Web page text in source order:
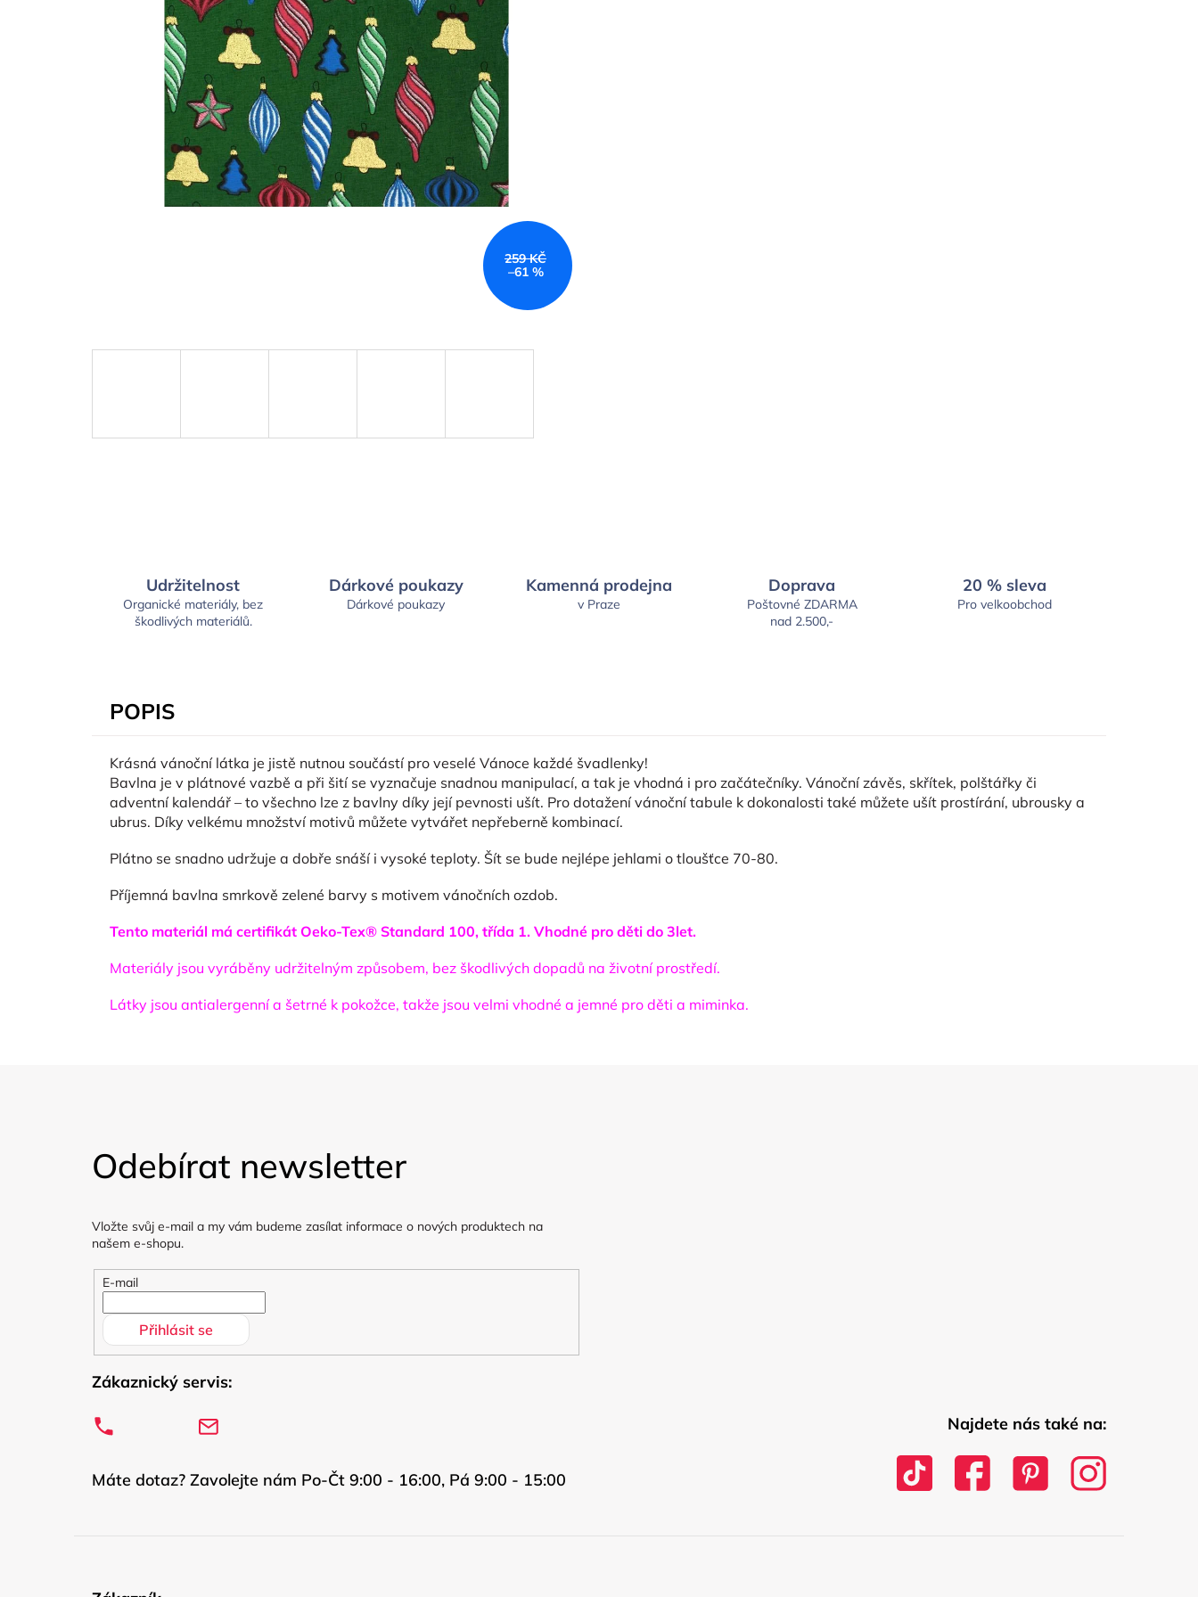
259 KČ
–61 %
Udržitelnost
Organické materiály, bez
škodlivých materiálů.
Dárkové poukazy
Dárkové poukazy
Kamenná prodejna
v Praze
Doprava
Poštovné ZDARMA
nad 2.500,-
20 % sleva
Pro velkoobchod
POPIS
Krásná vánoční látka je jistě nutnou součástí pro veselé Vánoce každé švadlenky!
Bavlna je v plátnové vazbě a při šití se vyznačuje snadnou manipulací, a tak je vhodná i pro začátečníky. Vánoční závěs, skřítek, polštářky či
adventní kalendář – to všechno lze z bavlny díky její pevnosti ušít. Pro dotažení vánoční tabule k dokonalosti také můžete ušít prostírání, ubrousky a
ubrus. Díky velkému množství motivů můžete vytvářet nepřeberně kombinací.
Plátno se snadno udržuje a dobře snáší i vysoké teploty. Šít se bude nejlépe jehlami o tloušťce 70-80.
Příjemná bavlna smrkově zelené barvy s motivem vánočních ozdob.
Tento materiál má certifikát Oeko-Tex® Standard 100, třída 1. Vhodné pro děti do 3let.
Materiály jsou vyráběny udržitelným způsobem, bez škodlivých dopadů na životní prostředí.
Látky jsou antialergenní a šetrné k pokožce, takže jsou velmi vhodné a jemné pro děti a miminka.
Odebírat newsletter
Vložte svůj e-mail a my vám budeme zasílat informace o nových produktech na
našem e-shopu.
E-mail
Přihlásit se
Zákaznický servis:
Máte dotaz? Zavolejte nám Po-Čt 9:00 - 16:00, Pá 9:00 - 15:00
Najdete nás také na: